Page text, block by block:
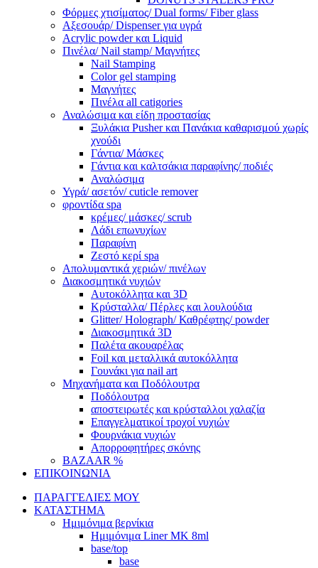
Φόρμες χτισίματος/ Dual forms/ Fiber glass
Αξεσουάρ/ Dispenser για υγρά
Acrylic powder και Liquid
Πινέλα/ Nail stamp/ Μαγνήτες
Nail Stamping
Color gel stamping
Μαγνήτες
Πινέλα all catigories
Αναλώσιμα και είδη προστασίας
Ξυλάκια Pusher και Πανάκια καθαρισμού χωρίς
χνούδι
Γάντια/ Μάσκες
Γάντια και καλτσάκια παραφίνης/ ποδιές
Αναλώσιμα
Υγρά/ ασετόν/ cuticle remover
φροντίδα spa
κρέμες/ μάσκες/ scrub
Λάδι επωνυχίων
Παραφίνη
Ζεστό κερί spa
Απολυμαντικά χεριών/ πινέλων
Διακοσμητικά νυχιών
Αυτοκόλλητα και 3D
Κρύσταλλα/ Πέρλες και λουλούδια
Glitter/ Holograph/ Καθρέφτης/ powder
Διακοσμητικά 3D
Παλέτα ακουαρέλας
Foil και μεταλλικά αυτοκόλλητα
Γουνάκι για nail art
Μηχανήματα και Ποδόλουτρα
Ποδόλουτρα
αποστειρωτές και κρύσταλλοι χαλαζία
Επαγγελματικοί τροχοί νυχιών
Φουρνάκια νυχιών
Απορροφητήρες σκόνης
BAZAAR %
ΕΠΙΚΟΙΝΩΝΙΑ
ΠΑΡΑΓΓΕΛΙΕΣ ΜΟΥ
ΚΑΤΑΣΤΗΜΑ
Ημιμόνιμα βερνίκια
Ημιμόνιμα Liner ΜΚ 8ml
base/top
base